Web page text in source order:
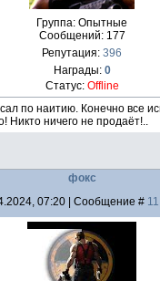
Группа: Опытные
Сообщений: 177
Репутация: 396
Награды: 0
Статус: Offline
по наитию. Конечно все
Никто ничего не продаёт!..
фокс
07:20 | Сообщение # 11